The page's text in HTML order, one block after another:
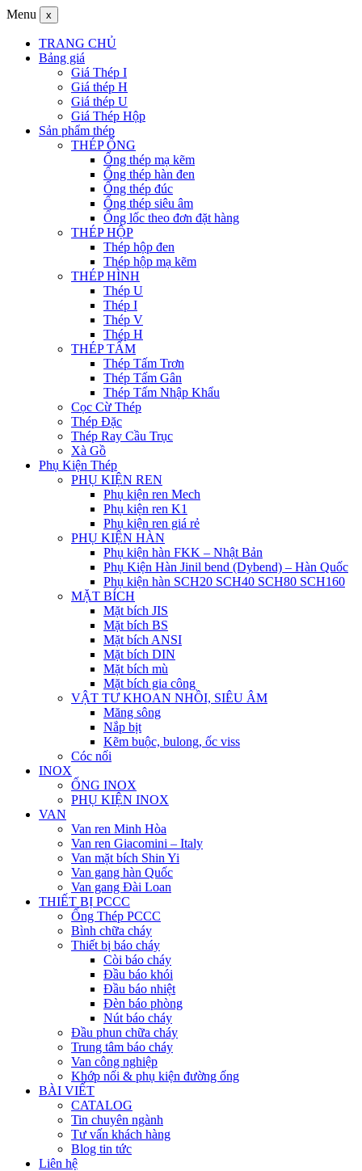
Menu x
TRANG CHỦ
Bảng giá
Giá Thép I
Giá thép H
Giá thép U
Giá Thép Hộp
Sản phẩm thép
THÉP ỐNG
Ống thép mạ kẽm
Ống thép hàn đen
Ống thép đúc
Ống thép siêu âm
Ống lốc theo đơn đặt hàng
THÉP HỘP
Thép hộp đen
Thép hộp mạ kẽm
THÉP HÌNH
Thép U
Thép I
Thép V
Thép H
THÉP TẤM
Thép Tấm Trơn
Thép Tấm Gân
Thép Tấm Nhập Khẩu
Cọc Cừ Thép
Thép Đặc
Thép Ray Cầu Trục
Xà Gồ
Phụ Kiện Thép
PHỤ KIỆN REN
Phụ kiện ren Mech
Phụ kiện ren K1
Phụ kiện ren giá rẻ
PHỤ KIỆN HÀN
Phụ kiện hàn FKK – Nhật Bản
Phụ Kiện Hàn Jinil bend (Dybend) – Hàn Quốc
Phụ kiện hàn SCH20 SCH40 SCH80 SCH160
MẶT BÍCH
Mặt bích JIS
Mặt bích BS
Mặt bích ANSI
Mặt bích DIN
Mặt bích mù
Mặt bích gia công
VẬT TƯ KHOAN NHỒI, SIÊU ÂM
Măng sông
Nắp bịt
Kẽm buộc, bulong, ốc viss
Cóc nối
INOX
ỐNG INOX
PHỤ KIỆN INOX
VAN
Van ren Minh Hòa
Van ren Giacomini – Italy
Van mặt bích Shin Yi
Van gang hàn Quốc
Van gang Đài Loan
THIẾT BỊ PCCC
Ống Thép PCCC
Bình chữa cháy
Thiết bị báo cháy
Còi báo cháy
Đầu báo khói
Đầu báo nhiệt
Đèn báo phòng
Nút báo cháy
Đầu phun chữa cháy
Trung tâm báo cháy
Van công nghiệp
Khớp nối & phụ kiện đường ống
BÀI VIẾT
CATALOG
Tin chuyên ngành
Tư vấn khách hàng
Blog tin tức
Liên hệ